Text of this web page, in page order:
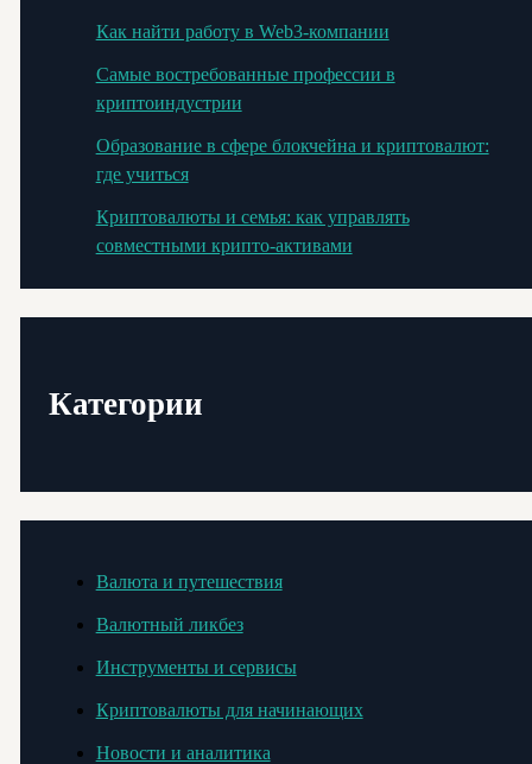
Как найти работу в Web3-компании
Самые востребованные профессии в
криптоиндустрии
Образование в сфере блокчейна и криптовалют:
где учиться
Криптовалюты и семья: как управлять
совместными крипто-активами
Категории
Валюта и путешествия
Валютный ликбез
Инструменты и сервисы
Криптовалюты для начинающих
Новости и аналитика